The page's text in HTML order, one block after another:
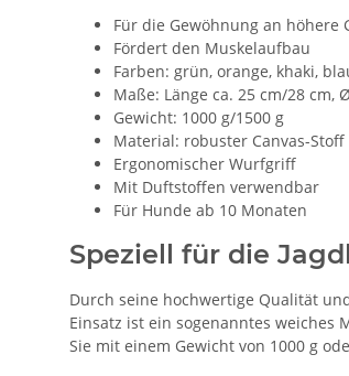
Für die Gewöhnung an höhere
Fördert den Muskelaufbau
Farben: grün, orange, khaki,
Maße: Länge ca. 25 cm/28 cm,
Gewicht: 1000 g/1500 g
Material: robuster Canvas-Stoff
Ergonomischer Wurfgriff
Mit Duftstoffen verwendbar
Für Hunde ab 10 Monaten
Speziell für die
Durch seine hochwertige Qualität
Einsatz ist ein sogenanntes weiches
Sie mit einem Gewicht von 1000 g